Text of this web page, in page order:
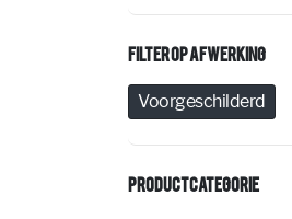
Filter Op Afwerking
Voorgeschilderd
Productcategorie